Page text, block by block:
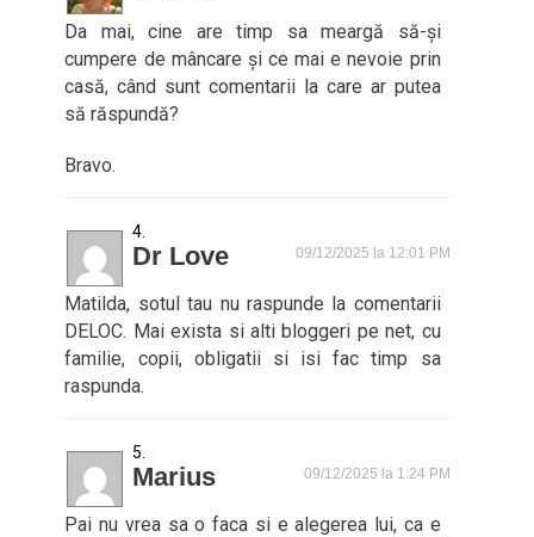
Da mai, cine are timp sa meargă să-și
cumpere de mâncare și ce mai e nevoie prin
casă, când sunt comentarii la care ar putea
să răspundă?
Bravo.
Dr Love 09/12/2025 la 12:01 PM
Matilda, sotul tau nu raspunde la comentarii
DELOC. Mai exista si alti bloggeri pe net, cu
familie, copii, obligatii si isi fac timp sa
raspunda.
Marius 09/12/2025 la 1:24 PM
Pai nu vrea sa o faca si e alegerea lui, ca e